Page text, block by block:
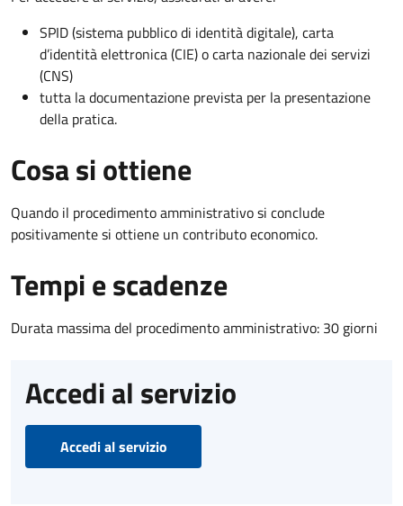
SPID (sistema pubblico di identità digitale), carta
d’identità elettronica (CIE) o carta nazionale dei servizi
(CNS)
tutta la documentazione prevista per la presentazione
della pratica.
Cosa si ottiene
Quando il procedimento amministrativo si conclude
positivamente si ottiene un contributo economico.
Tempi e scadenze
Durata massima del procedimento amministrativo: 30 giorni
Accedi al servizio
Accedi al servizio